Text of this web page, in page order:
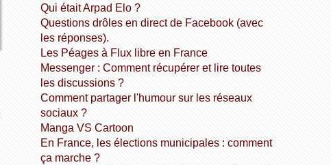
Qui était Arpad Elo ?
Questions drôles en direct de Facebook (avec
les réponses).
Les Péages à Flux libre en France
Messenger : Comment récupérer et lire toutes
les discussions ?
Comment partager l'humour sur les réseaux
sociaux ?
Manga VS Cartoon
En France, les élections municipales : comment
ça marche ?